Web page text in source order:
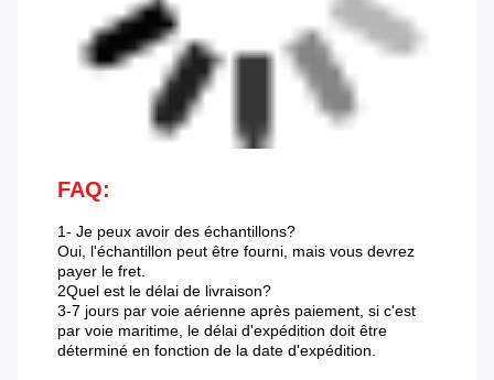
FAQ:
1- Je peux avoir des échantillons?
Oui, l'échantillon peut être fourni, mais vous devrez
payer le fret.
2Quel est le délai de livraison?
3-7 jours par voie aérienne après paiement, si c'est
par voie maritime, le délai d'expédition doit être
déterminé en fonction de la date d'expédition.